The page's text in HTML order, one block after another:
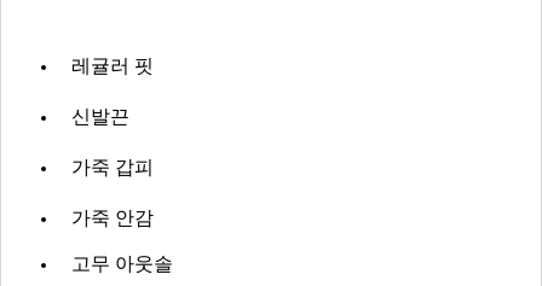
레귤러 핏
신발끈
가죽 갑피
가죽 안감
고무 아웃솔